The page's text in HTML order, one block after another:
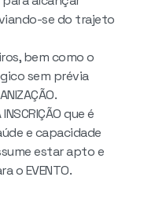
se do trajeto
bem como o
sem prévia
que é
e capacidade
estar apto e
o EVENTO.